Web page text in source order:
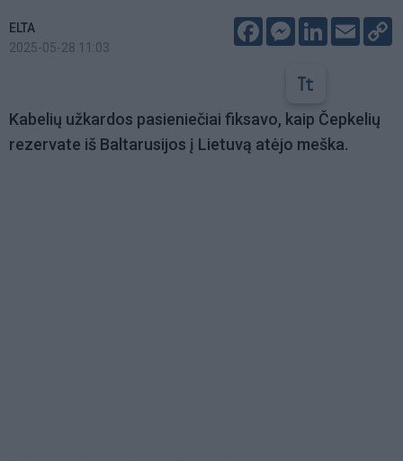
ELTA
2025-05-28 11:03
FacebookMessenger
LinkedIn
Email
Kabelių užkardos pasieniečiai fiksavo, kaip Čepkelių
rezervate iš Baltarusijos į Lietuvą atėjo meška.